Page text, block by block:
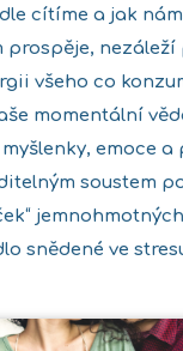
cítíme a jak nám
prospěje, nezáleží
všeho co
momentální
emoce
soustem
snědené ve